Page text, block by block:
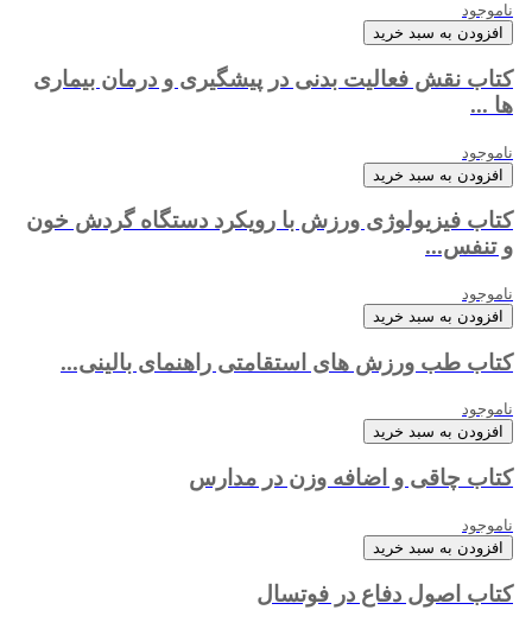
ناموجود
افزودن به سبد خرید
کتاب نقش فعالیت بدنی در پیشگیری و درمان بیماری
ها ...
ناموجود
افزودن به سبد خرید
کتاب فیزیولوژی ورزش با رویکرد دستگاه گردش خون
و تنفس...
ناموجود
افزودن به سبد خرید
کتاب طب ورزش های استقامتی راهنمای بالینی...
ناموجود
افزودن به سبد خرید
کتاب چاقی و اضافه وزن در مدارس
ناموجود
افزودن به سبد خرید
کتاب اصول دفاع در فوتسال